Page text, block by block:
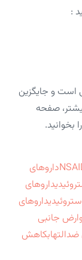
است و جایگزین
صفحه
را بخوانید.
داروهای
داروهای
داروهای
جانبی
کاهش